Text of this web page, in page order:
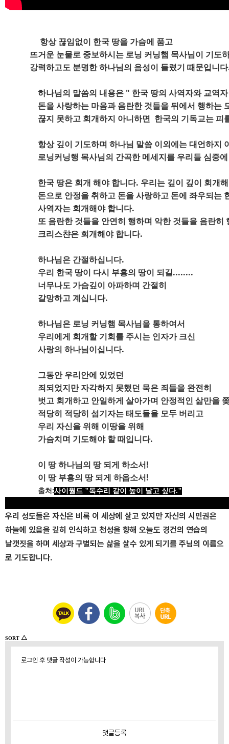
항상 끊임없이 한국 땅을 가슴에 품고
뜨거운 눈물로 중보하시는 로닝 커닝햄 목사님이 기도
강력하고도 분명한 하나님의 음성이 들렸기 때문입니
하나님의 말씀의 내용은 " 한국 땅의 사역자와 교역
돈을 사랑하는 마음과 음란한 것들을 뒤에서 행하는
끊지 못하고 회개하지 아니하면 한국의 기독교는 피
항상 깊이 기도하며 하나님 말씀 이외에는 대언하지
로닝커닝행 목사님의 간곡한 메세지를 우리들 심중
한국 땅은 회개 해야 합니다. 우리는 깊이 깊이 회개
돈으로 안정을 취하고 돈을 사랑하고 돈에 좌우되는
사역자는 회개해야 합니다.
또 음란한 것들을 안연히 행하며 악한 것들을 음란히
크리스챤은 회개해야 합니다.
하나님은 간절하십니다.
우리 한국 땅이 다시 부흥의 땅이 되길........
너무나도 가슴깊이 아파하며 간절히
갈망하고 계십니다.
하나님은 로닝 커닝햄 목사님을 통하여서
우리에게 회개할 기회를 주시는 인자가 크신
사랑의 하나님이십니다.
그동안 우리안에 있었던
죄되었지만 자각하지 못했던 묵은 죄들을 완전히
벗고 회개하고 안일하게 살아가며 안정적인 삶만을
적당히 적당히 섬기자는 태도들을 모두 버리고
우리 자신을 위해 이땅을 위해
가슴치며 기도해야 할 때입니다.
이 땅 하나님의 땅 되게 하소서!
이 땅 부흥의 땅 되게 하옵소서!
출처:사이월드 "독수리 같이 높이 날고 싶다."
우리 성도들은 자신은 비록 이 세상에 살고 있지만 자신의 시민권은
하늘에 있음을 깊히 인식하고 천성을 향해 오늘도 경건의 연습의
날갯짓을 하며 세상과 구별되는 삶을 살수 있게 되기를 주님의 이름으
로 기도합니다.
SORT △
로그인 후 댓글 작성이 가능합니다
댓글등록